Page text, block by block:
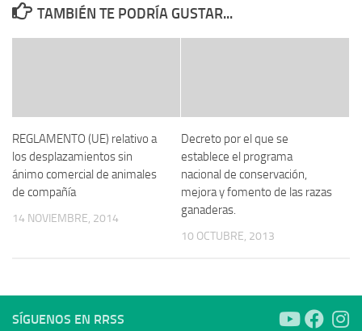
TAMBIÉN TE PODRÍA GUSTAR...
REGLAMENTO (UE) relativo a
los desplazamientos sin
ánimo comercial de animales
de compañía
14 NOVIEMBRE, 2014
Decreto por el que se
establece el programa
nacional de conservación,
mejora y fomento de las razas
ganaderas.
10 OCTUBRE, 2013
SÍGUENOS EN RRSS